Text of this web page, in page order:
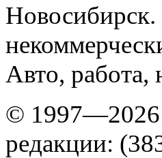
Авто, работа,
© 1997—2026
редакции: